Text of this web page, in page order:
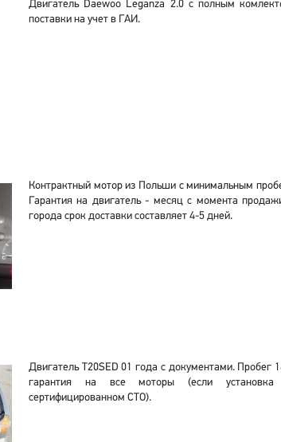
Двигатель Daewoo Leganza 2.0 с полным
поставки на учет в ГАИ.
Контрактный мотор из Польши с минимальным
Гарантия на двигатель - месяц с момента
города срок доставки составляет 4-5 дней.
Двигатель T20SED 01 года с документами. Пробег
гарантия на все моторы (если установка
сертифицированном СТО).